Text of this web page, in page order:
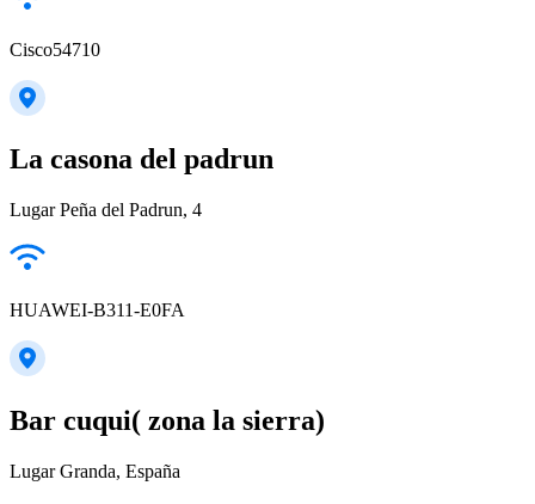
Cisco54710
La casona del padrun
Lugar Peña del Padrun, 4
HUAWEI-B311-E0FA
Bar cuqui( zona la sierra)
Lugar Granda, España